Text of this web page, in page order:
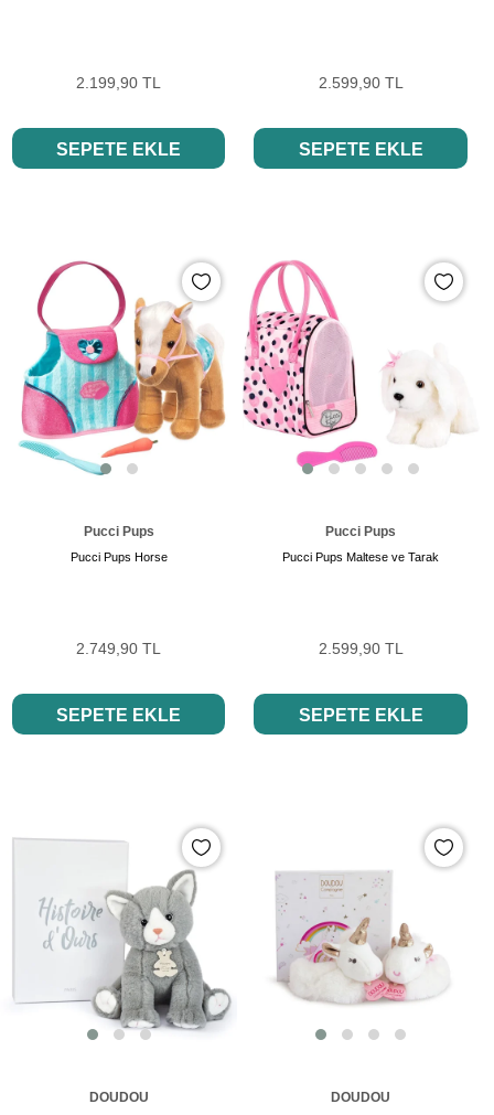
2.199,90 TL
SEPETE EKLE
2.599,90 TL
SEPETE EKLE
Pucci Pups
Pucci Pups Horse
2.749,90 TL
SEPETE EKLE
Pucci Pups
Pucci Pups Maltese ve Tarak
2.599,90 TL
SEPETE EKLE
DOUDOU DOUDOU